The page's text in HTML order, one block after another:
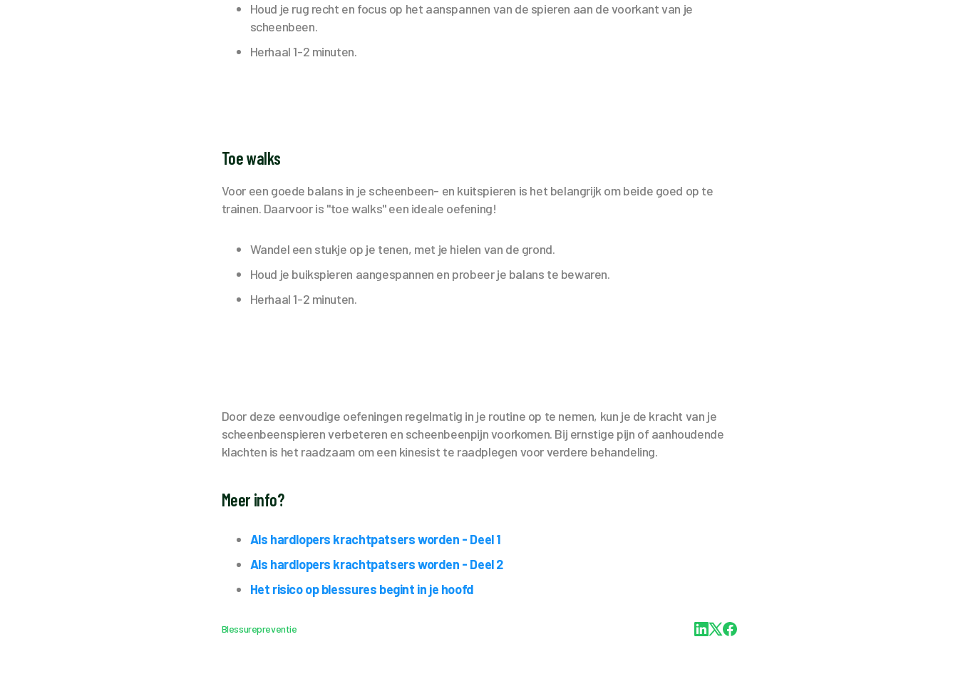
Houd je rug recht en focus op het aanspannen van de spieren aan de voorkant van je
scheenbeen.
Herhaal 1-2 minuten.
Toe walks
Voor een goede balans in je scheenbeen- en kuitspieren is het belangrijk om beide goed op te
trainen. Daarvoor is "toe walks" een ideale oefening!
Wandel een stukje op je tenen, met je hielen van de grond.
Houd je buikspieren aangespannen en probeer je balans te bewaren.
Herhaal 1-2 minuten.
Door deze eenvoudige oefeningen regelmatig in je routine op te nemen, kun je de kracht van je
scheenbeenspieren verbeteren en scheenbeenpijn voorkomen. Bij ernstige pijn of aanhoudende
klachten is het raadzaam om een kinesist te raadplegen voor verdere behandeling.
Meer info?
Als hardlopers krachtpatsers worden - Deel 1
Als hardlopers krachtpatsers worden - Deel 2
Het risico op blessures begint in je hoofd
Blessurepreventie